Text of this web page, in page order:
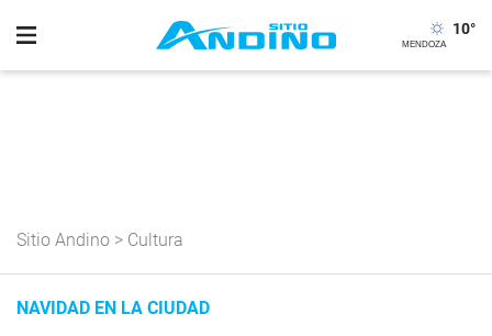
10°
Sitio Andino > Cultura
NAVIDAD EN LA CIUDAD